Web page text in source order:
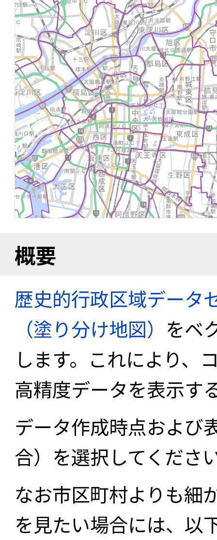
概要
歴史的行政区域データ
（塗り分け地図） をベ
します。これにより、
高精度データを表示す
データ作成時点および
合）を選択してくださ
なお市区町村よりも細
を見たい場合には、以